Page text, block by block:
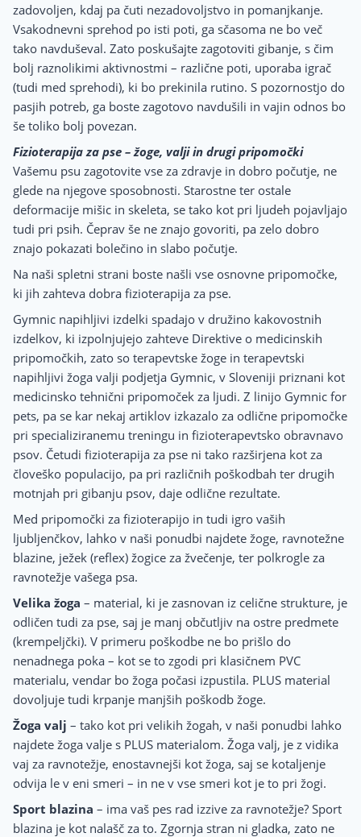
zadovoljen, kdaj pa čuti nezadovoljstvo in pomanjkanje.
Vsakodnevni sprehod po isti poti, ga sčasoma ne bo več
tako navduševal. Zato poskušajte zagotoviti gibanje, s čim
bolj raznolikimi aktivnostmi – različne poti, uporaba igrač
(tudi med sprehodi), ki bo prekinila rutino. S pozornostjo do
pasjih potreb, ga boste zagotovo navdušili in vajin odnos bo
še toliko bolj povezan.
Fizioterapija za pse – žoge, valji in drugi pripomočki
Vašemu psu zagotovite vse za zdravje in dobro počutje, ne
glede na njegove sposobnosti. Starostne ter ostale
deformacije mišic in skeleta, se tako kot pri ljudeh pojavljajo
tudi pri psih. Čeprav še ne znajo govoriti, pa zelo dobro
znajo pokazati bolečino in slabo počutje.
Na naši spletni strani boste našli vse osnovne pripomočke,
ki jih zahteva dobra fizioterapija za pse.
Gymnic napihljivi izdelki spadajo v družino kakovostnih
izdelkov, ki izpolnjujejo zahteve Direktive o medicinskih
pripomočkih, zato so terapevtske žoge in terapevtski
napihljivi žoga valji podjetja Gymnic, v Sloveniji priznani kot
medicinsko tehnični pripomoček za ljudi. Z linijo Gymnic for
pets, pa se kar nekaj artiklov izkazalo za odlične pripomočke
pri specializiranemu treningu in fizioterapevtsko obravnavo
psov. Četudi fizioterapija za pse ni tako razširjena kot za
človeško populacijo, pa pri različnih poškodbah ter drugih
motnjah pri gibanju psov, daje odlične rezultate.
Med pripomočki za fizioterapijo in tudi igro vaših
ljubljenčkov, lahko v naši ponudbi najdete žoge, ravnotežne
blazine, ježek (reflex) žogice za žvečenje, ter polkrogle za
ravnotežje vašega psa.
Velika žoga – material, ki je zasnovan iz celične strukture, je
odličen tudi za pse, saj je manj občutljiv na ostre predmete
(krempeljčki). V primeru poškodbe ne bo prišlo do
nenadnega poka – kot se to zgodi pri klasičnem PVC
materialu, vendar bo žoga počasi izpustila. PLUS material
dovoljuje tudi krpanje manjših poškodb žoge.
Žoga valj – tako kot pri velikih žogah, v naši ponudbi lahko
najdete žoga valje s PLUS materialom. Žoga valj, je z vidika
vaj za ravnotežje, enostavnejši kot žoga, saj se kotaljenje
odvija le v eni smeri – in ne v vse smeri kot je to pri žogi.
Sport blazina – ima vaš pes rad izzive za ravnotežje? Sport
blazina je kot nalašč za to. Zgornja stran ni gladka, zato ne